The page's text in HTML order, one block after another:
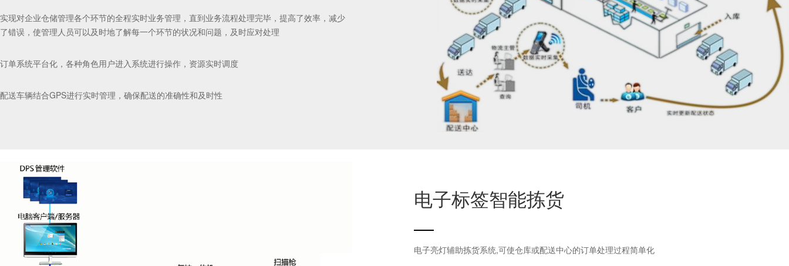
四、 生产与仓储的数字化协同
应急响应机制
紧急订单自动计算缺料情况，生成替代方案
实现对企业仓储管理各个环节的全程实时业务管理，直到业务流程处理完毕，提高了效率，减少
了错误，使管理人员可以及时地了解每一个环节的状况和问题，及时应对处理
订单系统平台化，各种角色用户进入系统进行操作，资源实时调度
配送车辆结合GPS进行实时管理，确保配送的准确性和及时性
电子标签智能拣货
电子亮灯辅助拣货系统,可使仓库或配送中心的订单处理过程简单化